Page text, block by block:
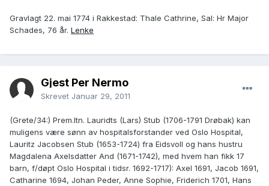
Gravlagt 22. mai 1774 i Rakkestad: Thale Cathrine, Sal: Hr Major
Schades, 76 år. Lenke
Gjest Per Nermo
Skrevet Januar 29, 2011
(Grete/34:) Prem.ltn. Lauridts (Lars) Stub (1706-1791 Drøbak) kan
muligens være sønn av hospitalsforstander ved Oslo Hospital,
Lauritz Jacobsen Stub (1653-1724) fra Eidsvoll og hans hustru
Magdalena Axelsdatter And (1671-1742), med hvem han fikk 17
barn, f/døpt Oslo Hospital i tidsr. 1692-1717): Axel 1691, Jacob 1691,
Catharine 1694, Johan Peder, Anne Sophie, Friderich 1701, Hans